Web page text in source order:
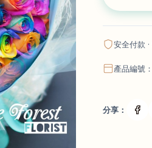
安全付款
產品編號
分享：